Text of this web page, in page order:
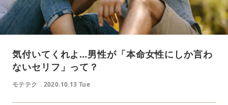
気付いてくれよ…男性が「本命女性にしか言わ
ないセリフ」って？
モテテク 2020.10.13 Tue